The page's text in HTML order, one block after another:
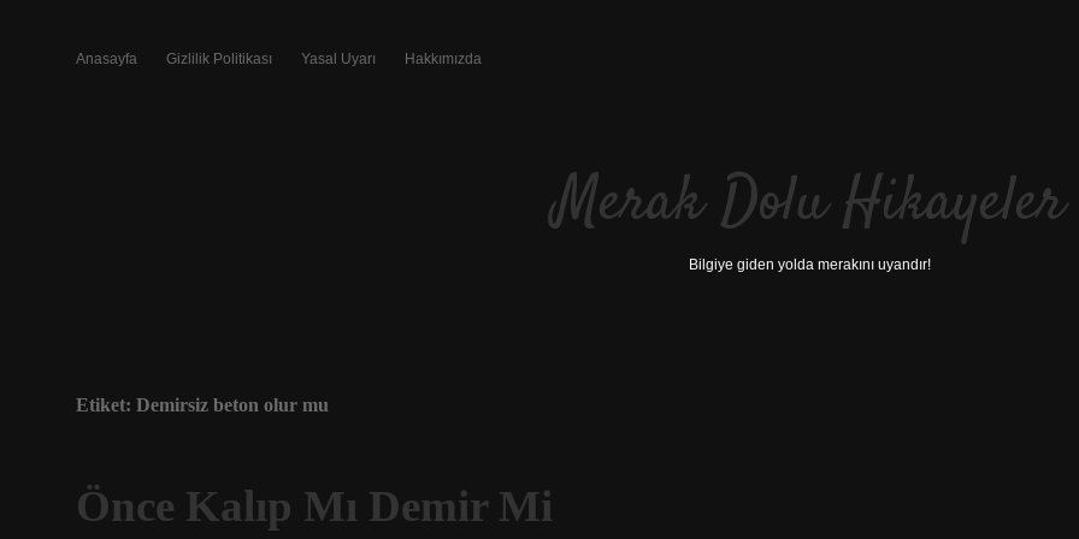
Anasayfa Gizlilik Politikası Yasal Uyarı Hakkımızda
Merak Dolu Hikayeler
Bilgiye giden yolda merakını uyandır!
Etiket: Demirsiz beton olur mu
Önce Kalıp Mı Demir Mi